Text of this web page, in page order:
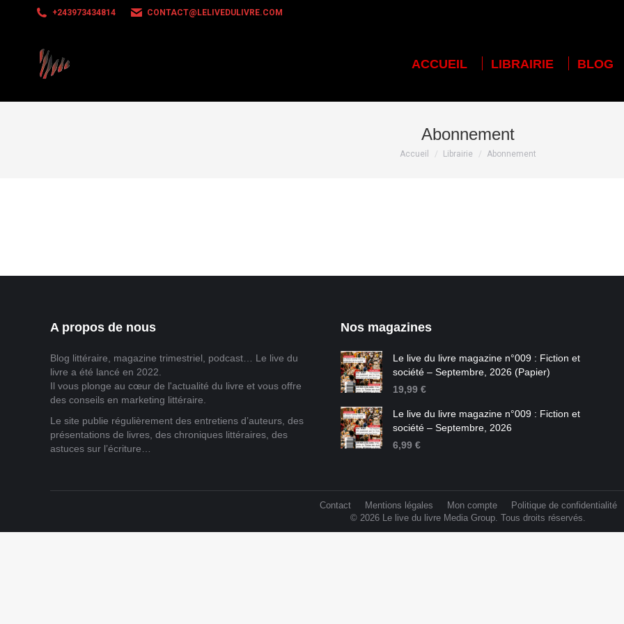
+243973434814 CONTACT@LELIVEDULIVRE.COM
ACCUEIL LIBRAIRIE BLOG
Abonnement
Vous êtes ici :
Accueil Librairie Abonnement
A propos de nous
Blog littéraire, magazine trimestriel, podcast… Le live du
livre a été lancé en 2022.
Il vous plonge au cœur de l'actualité du livre et vous offre
des conseils en marketing littéraire.
Le site publie régulièrement des entretiens d’auteurs, des
présentations de livres, des chroniques littéraires, des
astuces sur l’écriture…
Nos magazines
Le live du livre magazine n°009 : Fiction et
société – Septembre, 2026 (Papier)
19,99 €
Le live du livre magazine n°009 : Fiction et
société – Septembre, 2026
6,99 €
Contact Mentions légales Mon compte
Politique de confidentialité
© 2026 Le live du livre Media Group. Tous droits réservés.